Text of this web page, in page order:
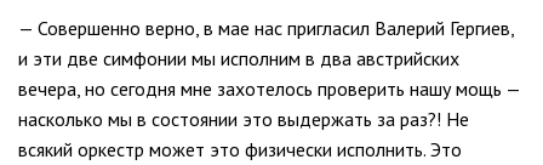
— Совершенно верно, в мае нас пригласил Валерий Гергиев,
и эти две симфонии мы исполним в два австрийских
вечера, но сегодня мне захотелось проверить нашу мощь —
насколько мы в состоянии это выдержать за раз?! Не
всякий оркестр может это физически исполнить. Это